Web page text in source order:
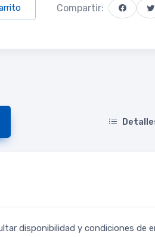
Compartir:
disponibilidad y condiciones de